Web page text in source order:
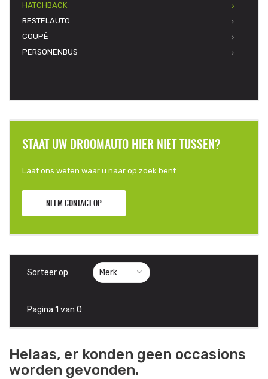
HATCHBACK
BESTELAUTO
COUPÉ
PERSONENBUS
STAAT UW DROOMAUTO HIER NIET TUSSEN?
Laat ons weten waar u naar op zoek bent.
NEEM CONTACT OP
Sorteer op
Pagina 1 van 0
Helaas, er konden geen occasions
worden gevonden.